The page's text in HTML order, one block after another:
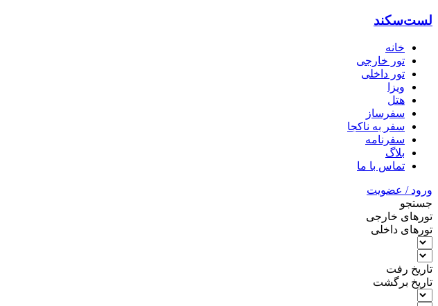
لست‌سکند
خانه
تور خارجی
تور داخلی
ویزا
هتل‌
سفرساز
سفر به ناکجا
سفرنامه
بلاگ
تماس با ما
ورود / عضویت
جستجو
تورهای خارجی
تورهای داخلی
تاریخ رفت
تاریخ برگشت